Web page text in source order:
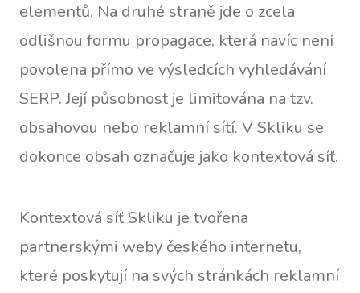
elementů. Na druhé straně jde o zcela
odlišnou formu propagace, která navíc není
povolena přímo ve výsledcích vyhledávání
SERP. Její působnost je limitována na tzv.
obsahovou nebo reklamní sítí. V Skliku se
dokonce obsah označuje jako kontextová síť.
Kontextová síť Skliku je tvořena
partnerskými weby českého internetu,
které poskytují na svých stránkách reklamní